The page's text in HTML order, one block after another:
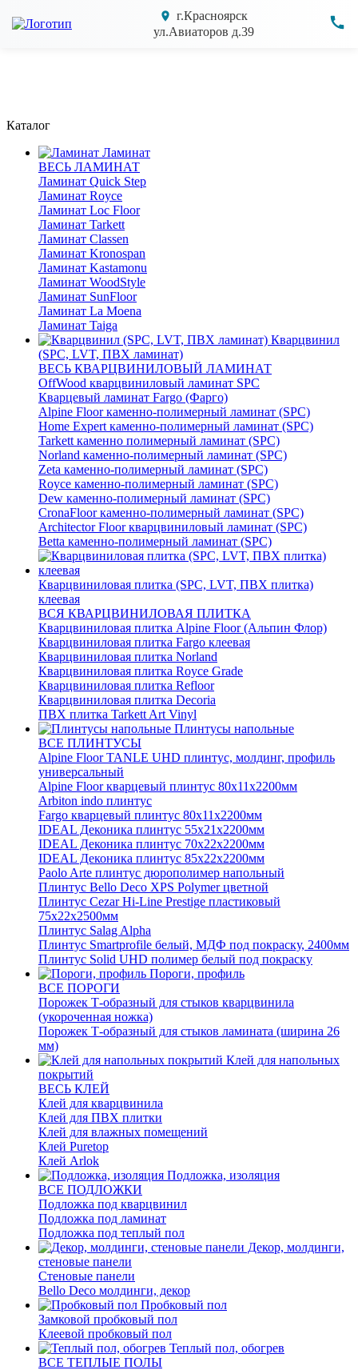
г.Красноярск
ул.Авиаторов д.39
Каталог
Ламинат
ВЕСЬ ЛАМИНАТ
Ламинат Quick Step
Ламинат Royce
Ламинат Loc Floor
Ламинат Tarkett
Ламинат Classen
Ламинат Kronospan
Ламинат Kastamonu
Ламинат WoodStyle
Ламинат SunFloor
Ламинат La Moena
Ламинат Taiga
Кварцвинил
(SPC, LVT, ПВХ ламинат)
ВЕСЬ КВАРЦВИНИЛОВЫЙ ЛАМИНАТ
OffWood кварцвиниловый ламинат SPC
Кварцевый ламинат Fargo (Фарго)
Alpine Floor каменно-полимерный ламинат (SPC)
Home Expert каменно-полимерный ламинат (SPC)
Tarkett каменно полимерный ламинат (SPC)
Norland каменно-полимерный ламинат (SPC)
Zeta каменно-полимерный ламинат (SPC)
Royce каменно-полимерный ламинат (SPC)
Dew каменно-полимерный ламинат (SPC)
CronaFloor каменно-полимерный ламинат (SPC)
Architector Floor кварцвиниловый ламинат (SPC)
Betta каменно-полимерный ламинат (SPC)
Кварцвиниловая плитка (SPC, LVT, ПВХ плитка)
клеевая
ВСЯ КВАРЦВИНИЛОВАЯ ПЛИТКА
Кварцвиниловая плитка Alpine Floor (Альпин Флор)
Кварцвиниловая плитка Fargo клеевая
Кварцвиниловая плитка Norland
Кварцвиниловая плитка Royce Grade
Кварцвиниловая плитка Refloor
Кварцвиниловая плитка Decoria
ПВХ плитка Tarkett Art Vinyl
Плинтусы напольные
ВСЕ ПЛИНТУСЫ
Alpine Floor TANLE UHD плинтус, молдинг, профиль
универсальный
Alpine Floor кварцевый плинтус 80х11х2200мм
Arbiton indo плинтус
Fargo кварцевый плинтус 80х11х2200мм
IDEAL Деконика плинтус 55х21х2200мм
IDEAL Деконика плинтус 70х22х2200мм
IDEAL Деконика плинтус 85х22х2200мм
Paolo Arte плинтус дюрополимер напольный
Плинтус Bello Deco XPS Polymer цветной
Плинтус Cezar Hi-Line Prestige пластиковый
75х22х2500мм
Плинтус Salag Alpha
Плинтус Smartprofile белый, МДФ под покраску, 2400мм
Плинтус Solid UHD полимер белый под покраску
Пороги, профиль
ВСЕ ПОРОГИ
Порожек Т-образный для стыков кварцвинила
(укороченная ножка)
Порожек Т-образный для стыков ламината (ширина 26
мм)
Клей для напольных
покрытий
ВЕСЬ КЛЕЙ
Клей для кварцвинила
Клей для ПВХ плитки
Клей для влажных помещений
Клей Puretop
Клей Arlok
Подложка, изоляция
ВСЕ ПОДЛОЖКИ
Подложка под кварцвинил
Подложка под ламинат
Подложка под теплый пол
Декор, молдинги,
стеновые панели
Стеновые панели
Bello Deco молдинги, декор
Пробковый пол
Замковой пробковый пол
Клеевой пробковый пол
Теплый пол, обогрев
ВСЕ ТЕПЛЫЕ ПОЛЫ